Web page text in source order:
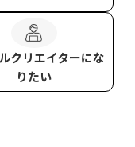
クリエイターにな
りたい